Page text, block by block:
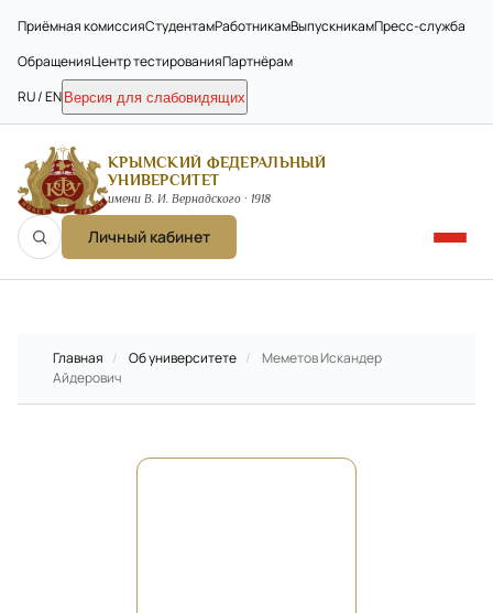
Приёмная комиссияСтудентамРаботникамВыпускникамПресс-служба
ОбращенияЦентр тестированияПартнёрам
RU / EN Версия для слабовидящих
КРЫМСКИЙ ФЕДЕРАЛЬНЫЙ
УНИВЕРСИТЕТ
имени В. И. Вернадского · 1918
Личный кабинет
Главная / Об университете /
Меметов Искандер
Айдерович